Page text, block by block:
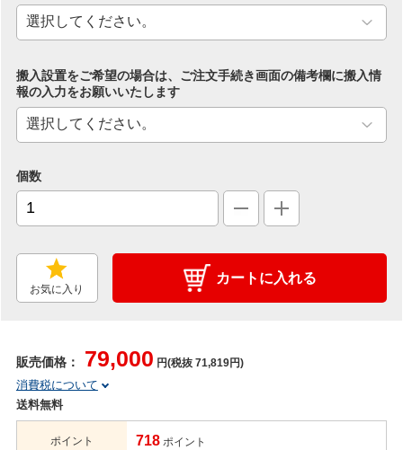
搬入設置をご希望の場合は、ご注文手続き画面の備考欄に搬入情
報の入力をお願いいたします
個数
お気に入り
カートに入れる
販売価格： 79,000 円(税抜 71,819円)
消費税について
送料無料
ポイント 718 ポイント